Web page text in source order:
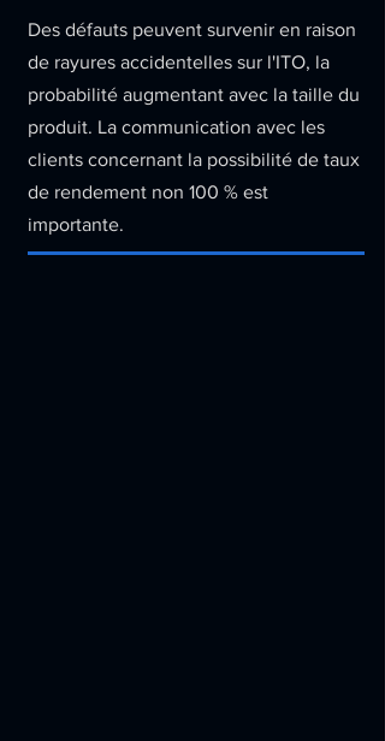
Des défauts peuvent survenir en raison
de rayures accidentelles sur l'ITO, la
probabilité augmentant avec la taille du
produit. La communication avec les
clients concernant la possibilité de taux
de rendement non 100 % est
importante.